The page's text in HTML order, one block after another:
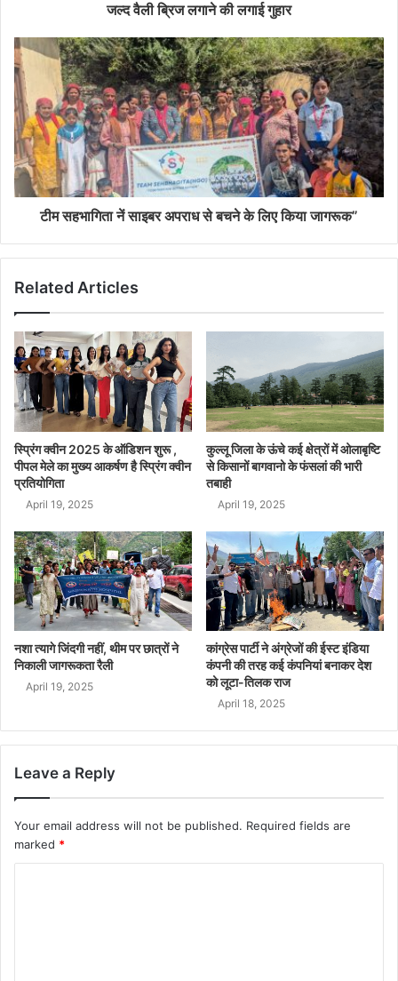
जल्द वैली ब्रिज लगाने की लगाई गुहार
टीम सहभागिता नें साइबर अपराध से बचने के लिए किया जागरूक”
Related Articles
स्प्रिंग क्वीन 2025 के ऑडिशन शुरू ,
पीपल मेले का मुख्य आकर्षण है स्प्रिंग क्वीन
प्रतियोगिता
April 19, 2025
कुल्लू जिला के ऊंचे कई क्षेत्रों में ओलाबृष्टि
से किसानों बागवानो के फंसलां की भारी
तबाही
April 19, 2025
नशा त्यागे जिंदगी नहीं, थीम पर छात्रों ने
निकाली जागरूकता रैली
April 19, 2025
कांग्रेस पार्टी ने अंग्रेजों की ईस्ट इंडिया
कंपनी की तरह कई कंपनियां बनाकर देश
को लूटा-तिलक राज
April 18, 2025
Leave a Reply
Your email address will not be published. Required fields are
marked *